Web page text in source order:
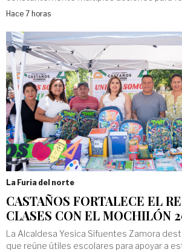
Hace 7 horas
La Furia del norte
CASTAÑOS FORTALECE EL
CLASES CON EL MOCHILÓN
La Alcaldesa Yesica Sifuentes Zamora
que reúne útiles escolares para apoyar a